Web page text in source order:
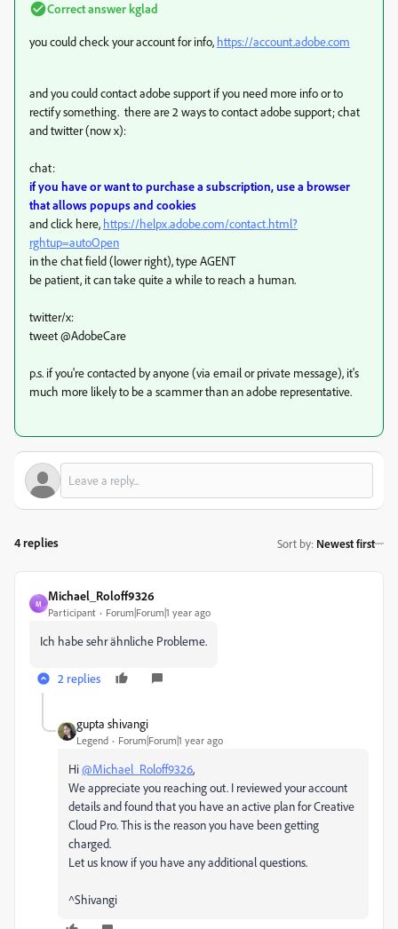
Correct answerkglad
you could check your account for info, https://account.adobe.com
and you could contact adobe support if you need more info or to
rectify something. there are 2 ways to contact adobe support; chat
and twitter (now x):
chat:
if you have or want to purchase a subscription, use a browser
that allows popups and cookies
and click here, https://helpx.adobe.com/contact.html?
rghtup=autoOpen
in the chat field (lower right), type AGENT
be patient, it can take quite a while to reach a human.
twitter/x:
tweet @AdobeCare
p.s. if you're contacted by anyone (via email or private message), it's
much more likely to be a scammer than an adobe representative.
4 replies Sort by: Newest first
M
Michael_Roloff9326
Participant Forum|Forum|1 year ago
Ich habe sehr ähnliche Probleme.
2 replies
gupta shivangi
Legend Forum|Forum|1 year ago
Hi@Michael_Roloff9326,
We appreciate you reaching out. I reviewed your account
details and found that you have an active plan for Creative
Cloud Pro. This is the reason you have been getting
charged.
Let us know if you have any additional questions.
^Shivangi